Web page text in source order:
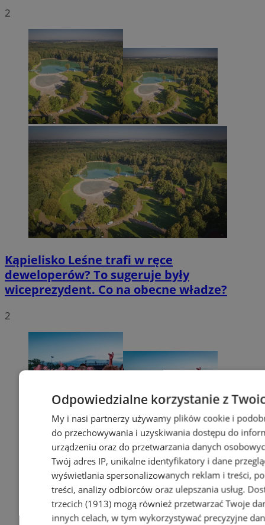
2
Kąpielisko Leśne trafi w ręce
deweloperów? To sugeruje były
wiceprezydent. Co na obecne władze?
2
Odpowiedzialne korzystanie z
My i nasi partnerzy używamy plików cookie i
do przechowywania i uzyskiwania dostępu do
urządzeniu oraz do przetwarzania danych
Twój adres IP, unikalne identyfikatory i dane
wyświetlania spersonalizowanych reklam i treści,
treści, analizy odbiorców oraz ulepszania usług.
trzecich (1913) mogą również przetwarzać Twoje
innych celach, w tym wykorzystywać precyzyjne